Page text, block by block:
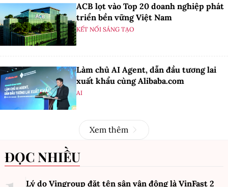
ACB lọt vào Top 20 doanh nghiệp phát
triển bền vững Việt Nam
KẾT NỐI SÁNG TẠO
Làm chủ AI Agent, dẫn đầu tương lai
xuất khẩu cùng Alibaba.com
AI
Xem thêm
ĐỌC NHIỀU
Lý do Vingroup đặt tên sân vận động là VinFast 2